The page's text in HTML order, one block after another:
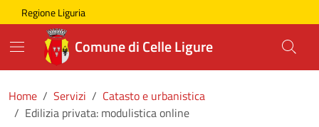
Skip to main content
Comune di Celle Ligure
Regione Liguria
Comune di Celle Ligure
Home Servizi
Catasto e urbanistica
Edilizia privata: modulistica online